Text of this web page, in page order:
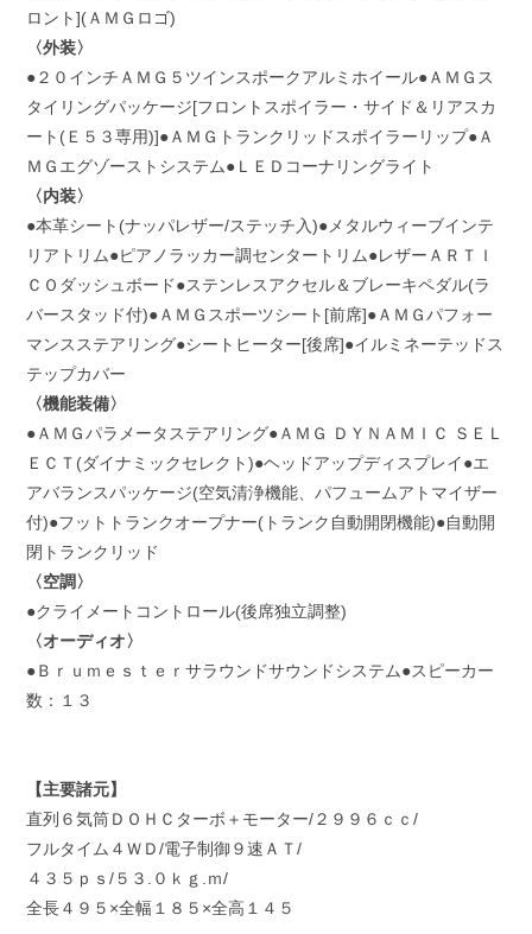
ロント](ＡＭＧロゴ)
〈外装〉
●２０インチＡＭＧ５ツインスポークアルミホイール●ＡＭＧス
タイリングパッケージ[フロントスポイラー・サイド＆リアスカ
ート(Ｅ５３専用)]●ＡＭＧトランクリッドスポイラーリップ●Ａ
ＭＧエグゾーストシステム●ＬＥＤコーナリングライト
〈内装〉
●本革シート(ナッパレザー/ステッチ入)●メタルウィーブインテ
リアトリム●ピアノラッカー調センタートリム●レザーＡＲＴＩ
ＣＯダッシュボード●ステンレスアクセル＆ブレーキペダル(ラ
バースタッド付)●ＡＭＧスポーツシート[前席]●ＡＭＧパフォー
マンスステアリング●シートヒーター[後席]●イルミネーテッドス
テップカバー
〈機能装備〉
●ＡＭＧパラメータステアリング●ＡＭＧ ＤＹＮＡＭＩＣ ＳＥＬ
ＥＣＴ(ダイナミックセレクト)●ヘッドアップディスプレイ●エ
アバランスパッケージ(空気清浄機能、パフュームアトマイザー
付)●フットトランクオープナー(トランク自動開閉機能)●自動開
閉トランクリッド
〈空調〉
●クライメートコントロール(後席独立調整)
〈オーディオ〉
●Ｂｒｕｍｅｓｔｅｒサラウンドサウンドシステム●スピーカー
数：１３
【主要諸元】
直列６気筒ＤＯＨＣターボ＋モーター/２９９６ｃｃ/
フルタイム４ＷＤ/電子制御９速ＡＴ/
４３５ｐｓ/５３.０ｋｇ.ｍ/
全長４９５×全幅１８５×全高１４５